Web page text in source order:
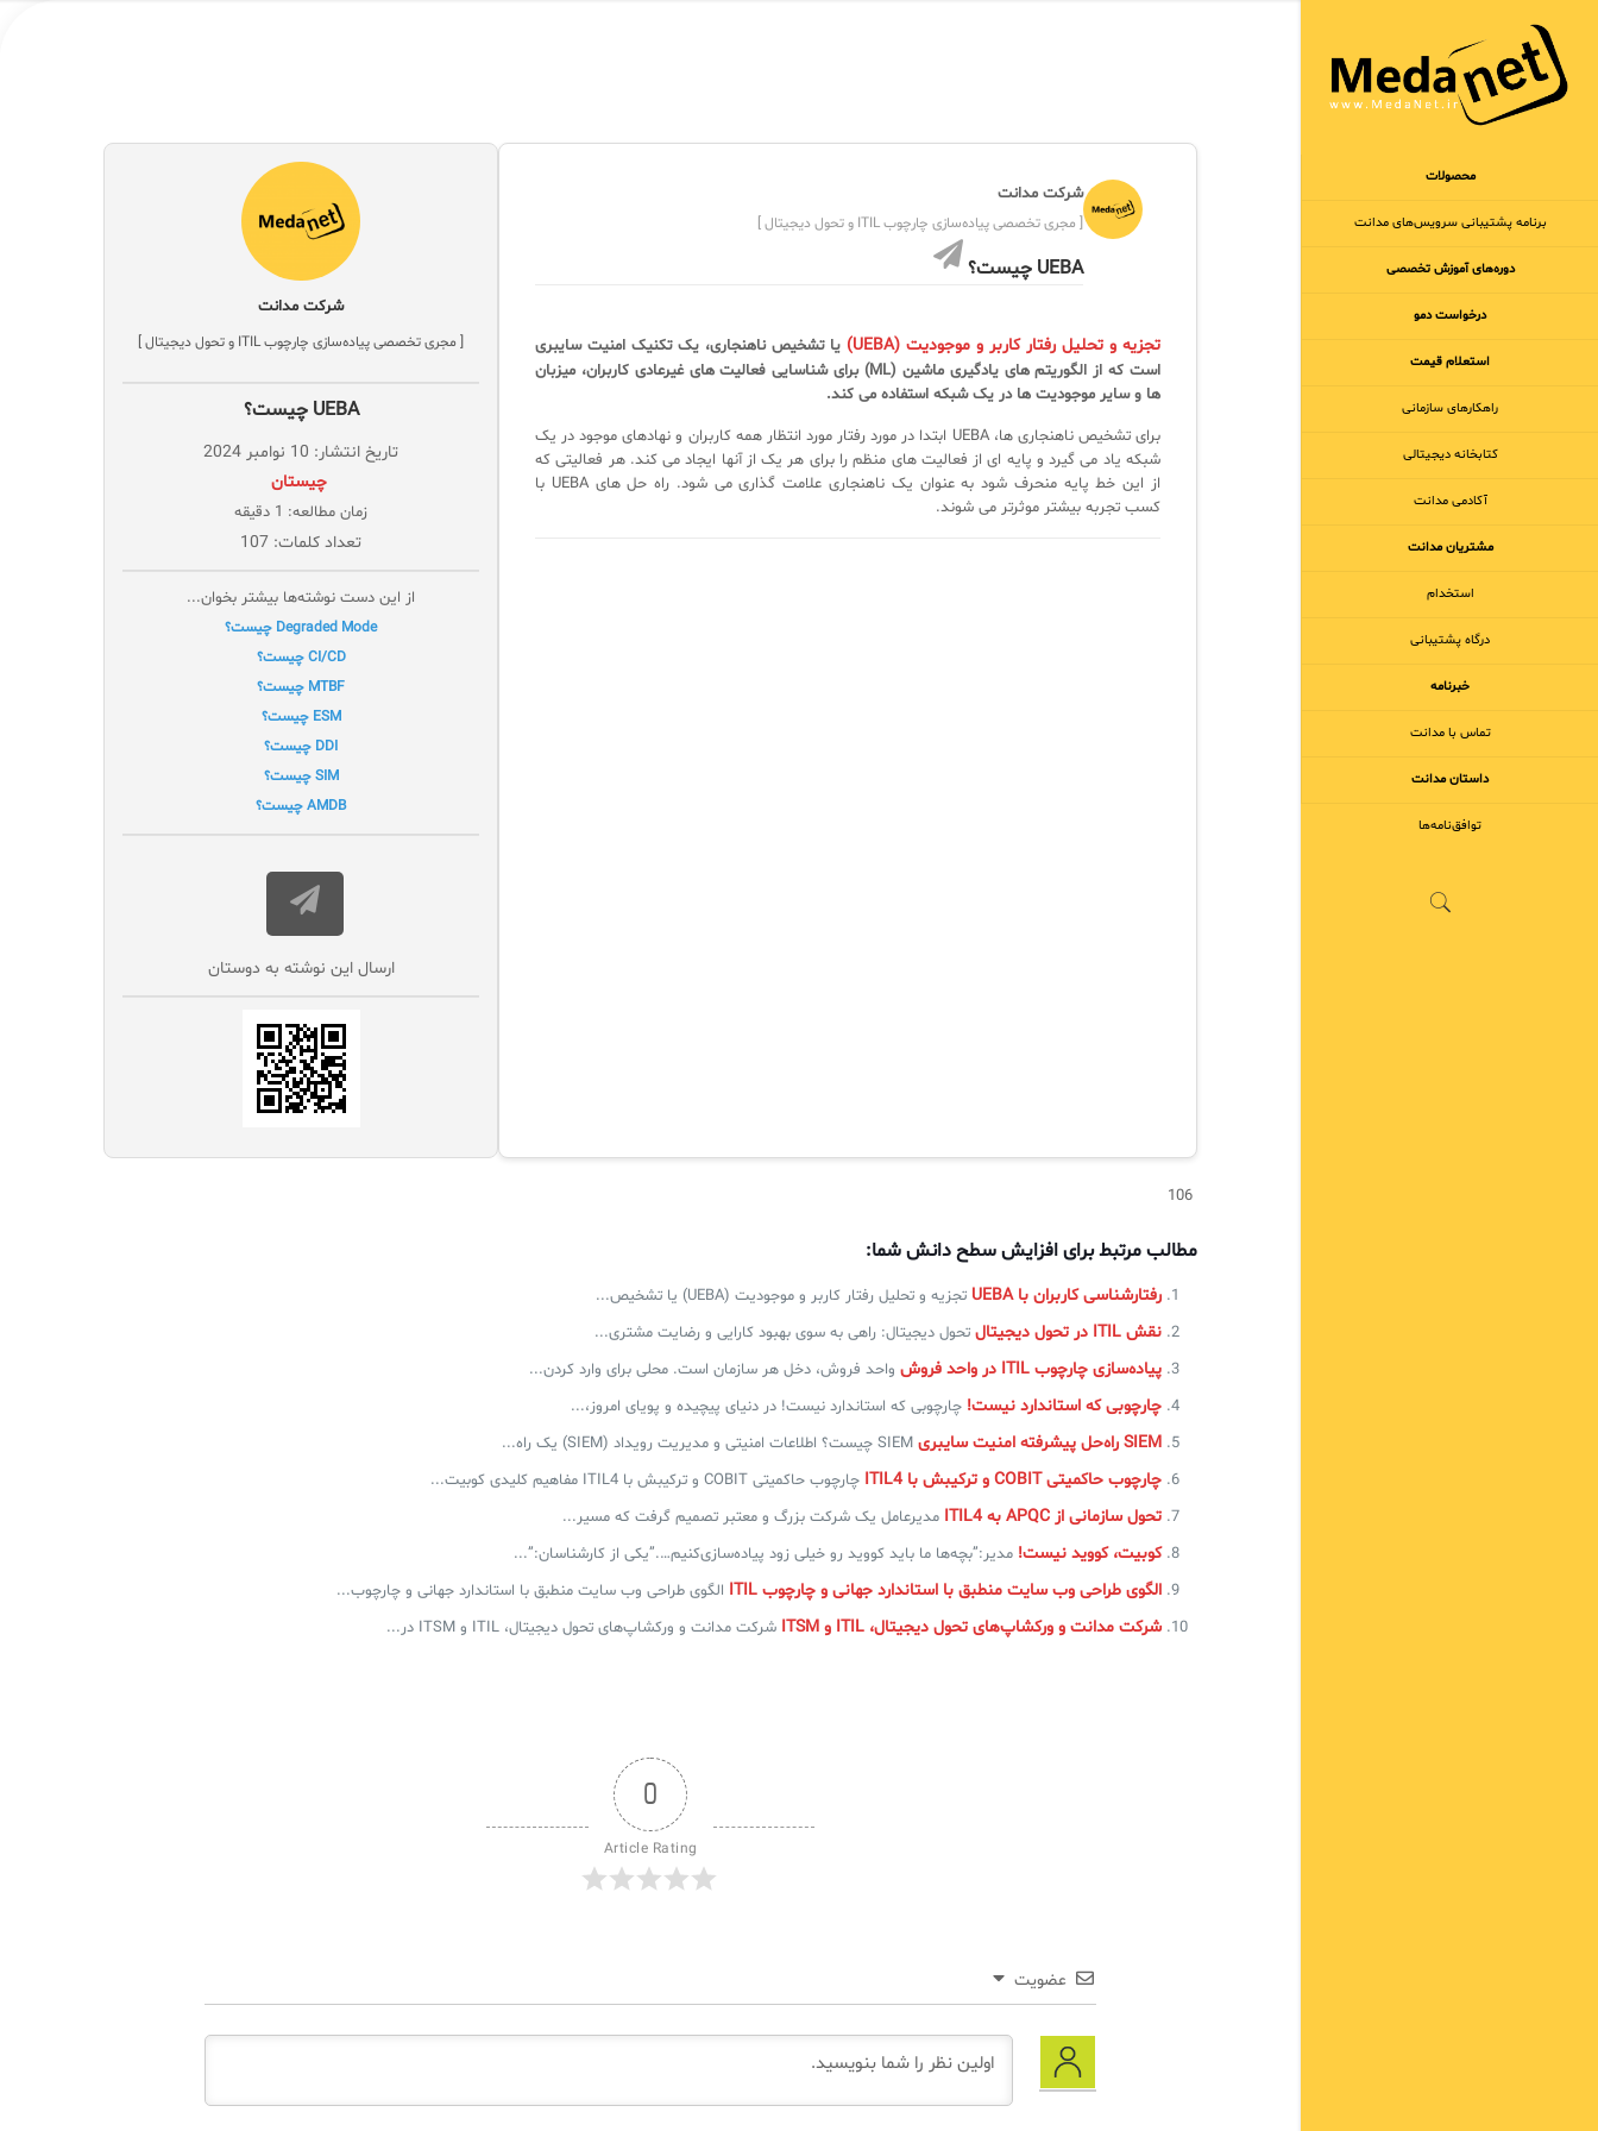
محصولات
برنامه‌ پشتیبانی سرویس‌های مدانت
دوره‌های آموزش تخصصی
درخواست دمو
استعلام قیمت
راهکارهای سازمانی
کتابخانه دیجیتالی
آکادمی مدانت
مشتریان مدانت
استخدام
درگاه پشتیبانی
خبرنامه
تماس با مدانت
داستان مدانت
توافق‌نامه‌ها
شرکت مدانت
[ مجری تخصصی پیاده‌سازی چارچوب ITIL و تحول دیجیتال ]
UEBA چیست؟
تجزیه و تحلیل رفتار کاربر و موجودیت (UEBA)
یا تشخیص ناهنجاری، یک تکنیک امنیت سایبری
است که از الگوریتم های یادگیری ماشین (ML) برای شناسایی فعالیت های غیرعادی کاربران، میزبان
ها و سایر موجودیت ها در یک شبکه استفاده می کند.
برای تشخیص ناهنجاری ها، UEBA ابتدا در مورد رفتار مورد انتظار همه کاربران و نهادهای موجود در یک
شبکه یاد می گیرد و پایه ای از فعالیت های منظم را برای هر یک از آنها ایجاد می کند. هر فعالیتی که
از این خط پایه منحرف شود به عنوان یک ناهنجاری علامت گذاری می شود. راه حل های UEBA با
کسب تجربه بیشتر موثرتر می شوند.
شرکت مدانت
[ مجری تخصصی پیاده‌سازی چارچوب ITIL و تحول دیجیتال ]
UEBA چیست؟
تاریخ انتشار: 10 نوامبر 2024
‌ چیستان
زمان مطالعه: 1 دقیقه
تعداد کلمات: 107
از این دست نوشته‌ها بیشتر بخوان...
Degraded Mode چیست؟
CI/CD چیست؟
MTBF چیست؟
ESM چیست؟
DDI چیست؟
SIM چیست؟
AMDB چیست؟
ارسال این نوشته به دوستان‌
106
مطالب مرتبط برای افزایش سطح دانش شما:
رفتارشناسی کاربران با UEBA تجزیه و تحلیل رفتار کاربر و موجودیت (UEBA) یا تشخیص...
نقش ITIL در تحول دیجیتال تحول دیجیتال: راهی به سوی بهبود کارایی و رضایت مشتری...
پیاده‌سازی چارچوب ITIL در واحد فروش واحد فروش، دخل هر سازمان است. محلی برای وارد کردن...
چارچوبی که استاندارد نیست! چارچوبی که استاندارد نیست! در دنیای پیچیده و پویای امروز،...
SIEM راه‌حل پیشرفته امنیت سایبری SIEM چیست؟ اطلاعات امنیتی و مدیریت رویداد (SIEM) یک راه...
چارچوب حاکمیتی COBIT و ترکیبش با ITIL4 چارچوب حاکمیتی COBIT و ترکیبش با ITIL4 مفاهیم کلیدی کوبیت...
تحول سازمانی از APQC به ITIL4 مدیرعامل یک شرکت بزرگ و معتبر تصمیم گرفت که مسیر...
کوبیت، کووید نیست! مدیر:”بچه‌ها ما باید کووید رو خیلی زود پیاده‌سازی‌کنیم….”یکی از کارشناسان:”...
الگوی طراحی وب سایت منطبق با استاندارد جهانی و چارچوب ITIL الگوی طراحی وب سایت منطبق با استاندارد جهانی و چارچوب...
شرکت مدانت و ورکشاپ‌های تحول دیجیتال، ITIL و ITSM شرکت مدانت و ورکشاپ‌های تحول دیجیتال، ITIL و ITSM در...
0
Article Rating
عضویت